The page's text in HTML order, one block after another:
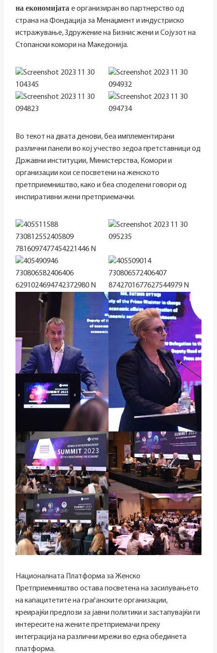
на економијата е организиран во партнерство од
страна на Фондација за Менаџмент и индустриско
истражување, Здружение на Бизнис жени и Сојузот на
Стопански комори на Македонија.
Во текот на двата денови, беа имплементирани
различни панели во кој учество зедоа претставници од
Државни институции, Министерства, Комори и
организации кои се посветени на женското
претприемништво, како и беа споделени говори од
инспиративни жени претприемачки.
Националната Платформа за Женско
Претприемништво остава посветена на засилувањето
на капацитетите на граѓанските организации,
креирајќи предлози за јавни политики и застапувајќи ги
интересите на жените претприемачи преку
интеграција на различни мрежи во една обединета
платформа.